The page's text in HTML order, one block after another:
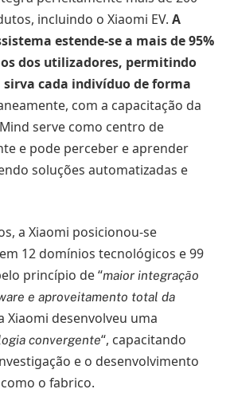
incluindo o Xiaomi EV. A
estende-se a mais de 95%
dos utilizadores, permitindo
cada indivíduo de forma
com a capacitação da
serve como centro de
e pode perceber e aprender
soluções automatizadas e
a Xiaomi posicionou-se
12 domínios tecnológicos e 99
princípio de “maior integração
e aproveitamento total da
Xiaomi desenvolveu uma
convergente“, capacitando
e o desenvolvimento
o fabrico.